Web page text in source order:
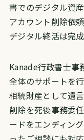
書でのデジタル資
アカウント削除依
デジタル終活は完成
Kanade行政書士事
全体のサポートを
相続財産として遺
削除を死後事務委
ードをエンディン